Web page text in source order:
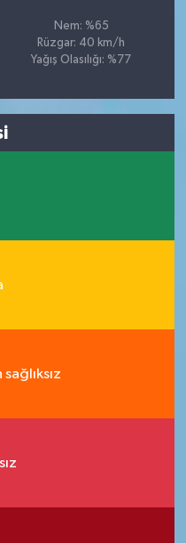
Nem: %65
Rüzgar: 40 km/h
Yağış Olasılığı: %77